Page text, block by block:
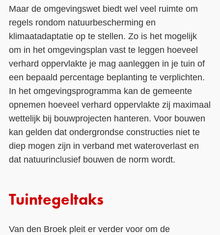
Maar de omgevingswet biedt wel veel ruimte om
regels rondom natuurbescherming en
klimaatadaptatie op te stellen. Zo is het mogelijk
om in het omgevingsplan vast te leggen hoeveel
verhard oppervlakte je mag aanleggen in je tuin of
een bepaald percentage beplanting te verplichten.
In het omgevingsprogramma kan de gemeente
opnemen hoeveel verhard oppervlakte zij maximaal
wettelijk bij bouwprojecten hanteren. Voor bouwen
kan gelden dat ondergrondse constructies niet te
diep mogen zijn in verband met wateroverlast en
dat natuurinclusief bouwen de norm wordt.
Tuintegeltaks
Van den Broek pleit er verder voor om de